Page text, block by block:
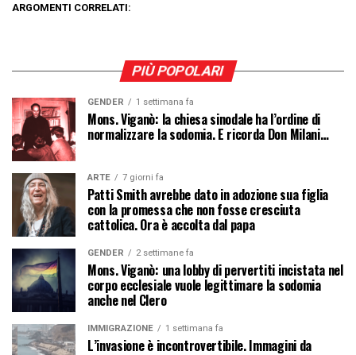
ARGOMENTI CORRELATI:
PIÙ POPOLARI
GENDER 1 settimana fa
Mons. Viganò: la chiesa sinodale ha l’ordine di
normalizzare la sodomia. E ricorda Don Milani…
ARTE 7 giorni fa
Patti Smith avrebbe dato in adozione sua figlia
con la promessa che non fosse cresciuta
cattolica. Ora è accolta dal papa
GENDER 2 settimane fa
Mons. Viganò: una lobby di pervertiti incistata nel
corpo ecclesiale vuole legittimare la sodomia
anche nel Clero
IMMIGRAZIONE 1 settimana fa
L’invasione è incontrovertibile. Immagini da